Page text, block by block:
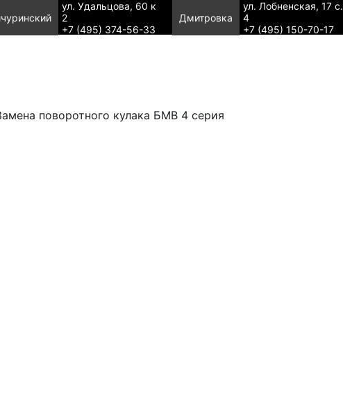
ул. Удальцова, 60 к
2
+7 (495) 374-56-33
Дмитровка
ул. Лобненская, 17 с.
4
+7 (495) 150-70-17
поворотного кулака БМВ 4 серия